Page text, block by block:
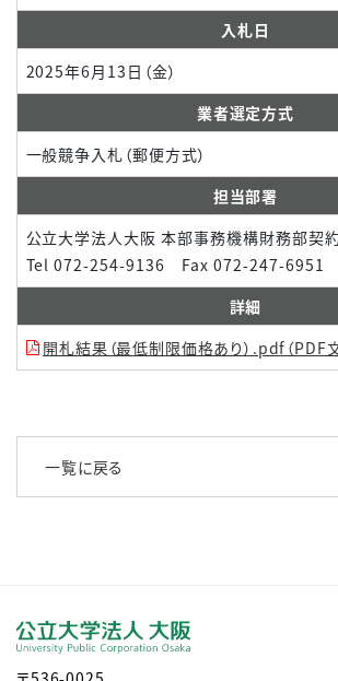
入札日
2025年6月13日（金）
業者選定方式
一般競争入札（郵便方式）
担当部署
公立大学法人大阪 本部事務機構財務部契
Tel 072-254-9136 Fax 072-247-6951
詳細
開札結果（最低制限価格あり）.pdf（PDF
一覧に戻る